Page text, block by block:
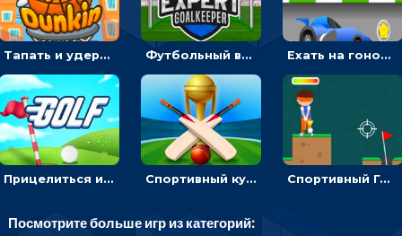
Тапать и удерживать баскетбольный мяч, чтобы попадать в кольца - спортивные Футбольный вратарь: ловить мяч и отражать атаку соперника - спортивные Ехать на гоночной машине, чтобы обходить преграды и собирать звезды - для мальчиков
Прицелиться и выстрелить мячиком для гольфа, чтобы попасть в лунку - спортивные Спортивный кубок по крикету: отражать атаку и ударять по мячику битой Спортивный Гольф-клуб: бить клюшкой по мячу, чтобы попадать в лунку с флажком
Посмотрите больше игр из категорий: